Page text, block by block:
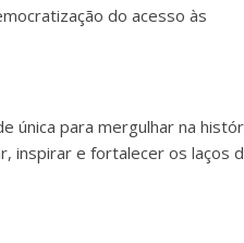
do acesso às
única para mergulhar na
inspirar e fortalecer os laços